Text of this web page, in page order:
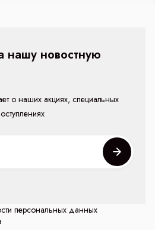
персональных данных
нашу новостную
о наших акциях, специальных